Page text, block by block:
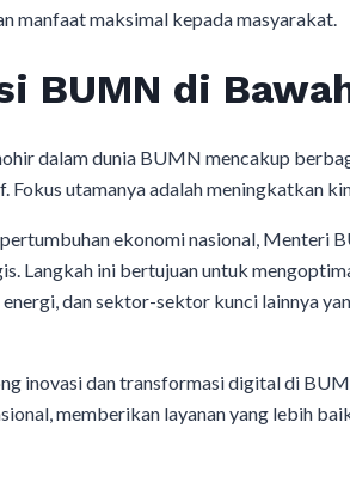
manfaat maksimal kepada masyarakat.
BUMN di
dalam dunia BUMN mencakup
utamanya adalah meningkatkan
pertumbuhan ekonomi nasional,
Langkah ini bertujuan untuk
dan sektor-sektor kunci lainnya
inovasi dan transformasi digital di
memberikan layanan yang lebih